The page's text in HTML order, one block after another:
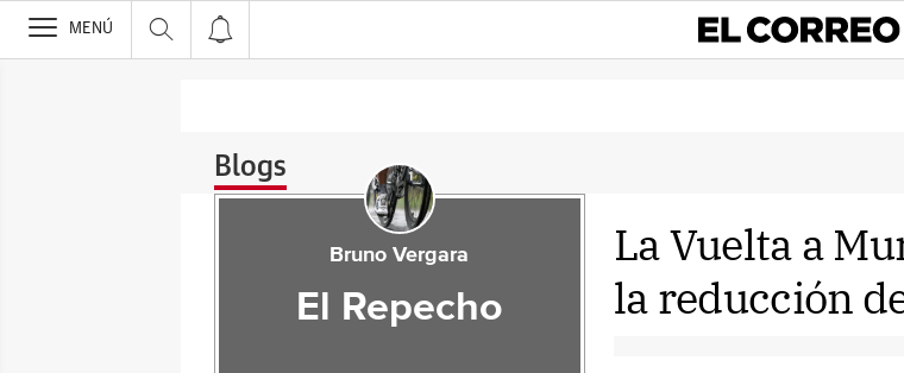
>
MENÚ
Blogs
La Vuelta a
la reducción
Bruno Vergara
El Repecho